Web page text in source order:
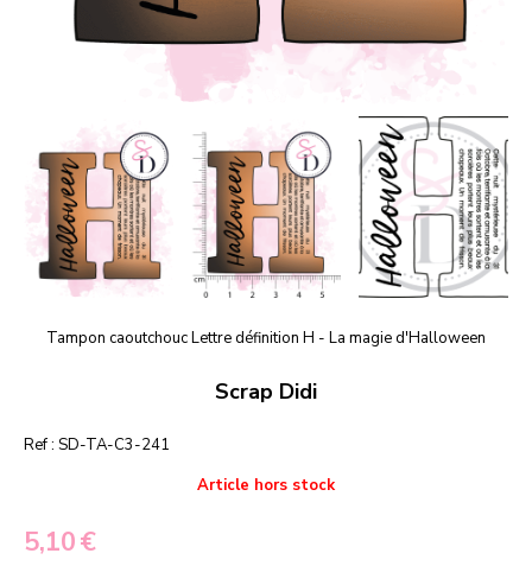
Tampon caoutchouc Lettre définition H - La magie d'Halloween
Scrap Didi
Ref : SD-TA-C3-241
5,10€
Article hors stock